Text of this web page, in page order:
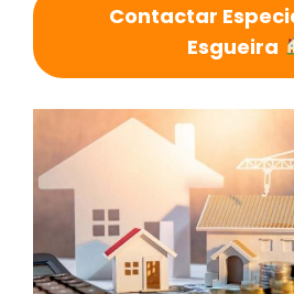
Contactar
Esgueira